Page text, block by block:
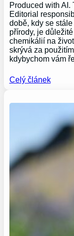
Produced with
Editorial
době, kdy se
přírody, je
chemikálií na
skrývá za
kdybychom vám
Celý článek